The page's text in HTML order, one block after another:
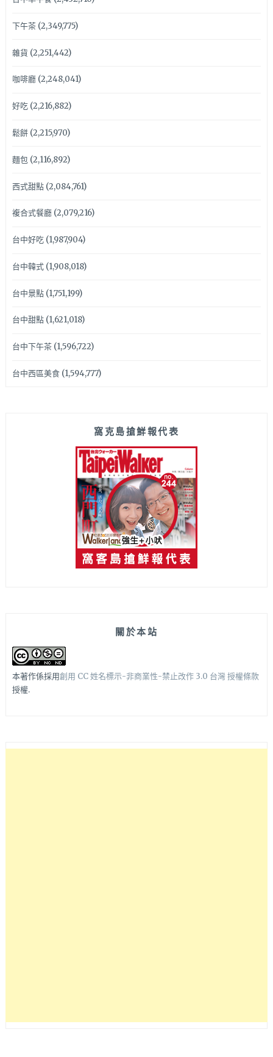
下午茶(2,349,775)
雜貨 (2,251,442)
咖啡廳(2,248,041)
好吃(2,216,882)
鬆餅(2,215,970)
麵包(2,116,892)
西式甜點(2,084,761)
複合式餐廳(2,079,216)
台中好吃(1,987,904)
台中韓式(1,908,018)
台中景點(1,751,199)
台中甜點(1,621,018)
台中下午茶(1,596,722)
台中西區美食(1,594,777)
窩克島搶鮮報代表
關於本站
本著作係採用創用 CC 姓名標示-非商業性-禁止改作 3.0 台灣 授權條款
授權.